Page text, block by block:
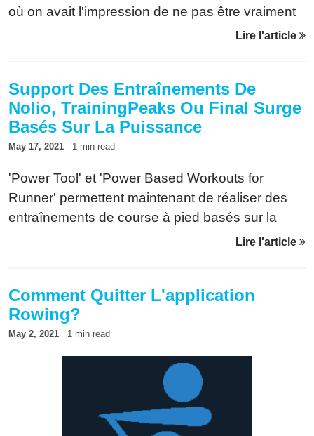
où on avait l'impression de ne pas être vraiment
en forme. Nous allons voir ici commentLire l'article
Support Des Entraînements De
Nolio, TrainingPeaks Ou Final Surge
Basés Sur La Puissance
May 17, 2021 1 min read
'Power Tool' et 'Power Based Workouts for
Runner' permettent maintenant de réaliser des
entraînements de course à pied basés sur la
puissance générés sur des plateformes tierces.
Lire l'article
Comment Quitter L'application
Rowing?
May 2, 2021 1 min read